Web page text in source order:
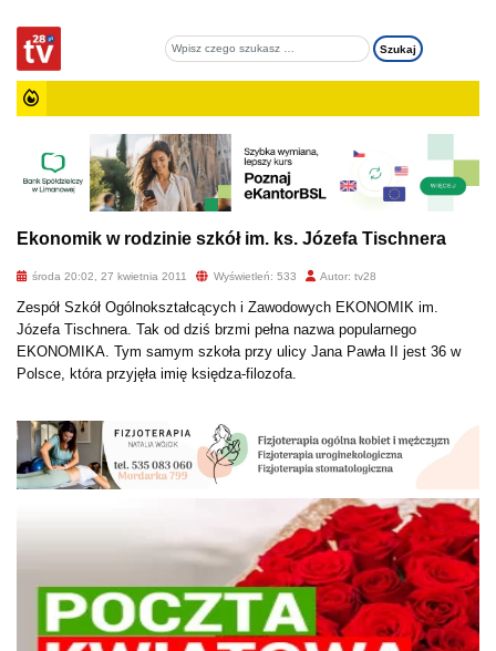
Ekonomik w rodzinie szkół im. ks. Józefa Tischnera
środa 20:02, 27 kwietnia 2011 Wyświetleń: 533 Autor: tv28
Zespół Szkół Ogólnokształcących i Zawodowych EKONOMIK im.
Józefa Tischnera. Tak od dziś brzmi pełna nazwa popularnego
EKONOMIKA. Tym samym szkoła przy ulicy Jana Pawła II jest 36 w
Polsce, która przyjęła imię księdza-filozofa.